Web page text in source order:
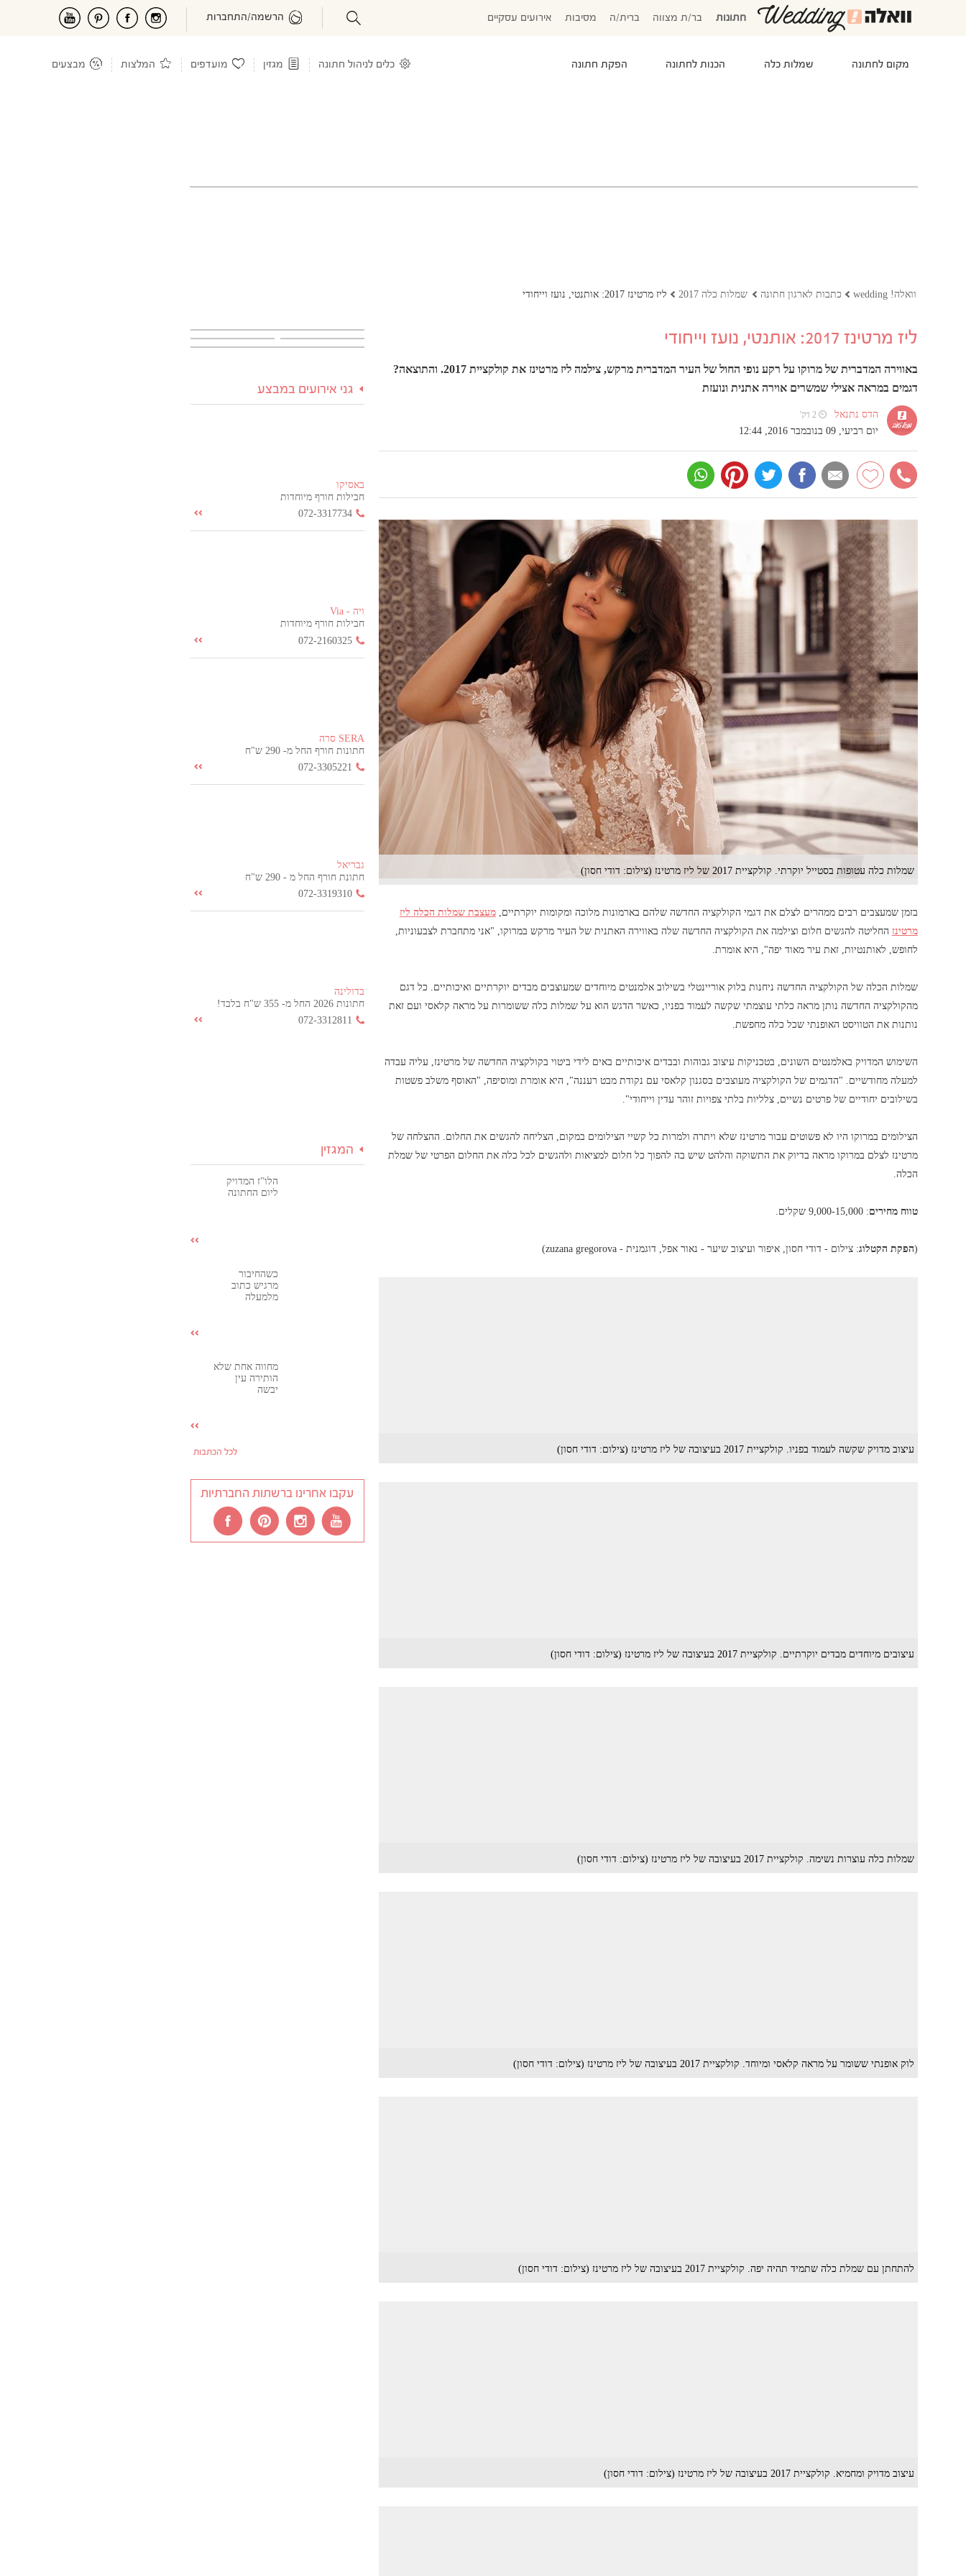
חתונות בר/ת מצווה ברית/ה מסיבות אירועים עסקיים הרשמה/התחברות
מקום לחתונה שמלות כלה הכנות לחתונה הפקת חתונה כלים לניהול חתונה מגזין מועדפים המלצות מבצעים
וואלה! wedding כתבות לארגון חתונה שמלות כלה 2017 ליז מרטינז 2017: אותנטי, נועז וייחודי
ליז מרטינז 2017: אותנטי, נועז וייחודי
באווירה המדברית של מרוקו על רקע נופי החול של העיר המדברית מרקש, צילמה ליז מרטינז את קולקציית 2017. והתוצאה?
דגמים במראה אצילי שמשרים אוירה אתנית ונועזת
הדס נתנאל ⏲ 2 דק'
יום רביעי, 09 בנובמבר 2016, 12:44
שמלות כלה עטופות בסטייל יוקרתי. קולקציית 2017 של ליז מרטינז (צילום: דודי חסון)
בזמן שמעצבים רבים ממהרים לצלם את דגמי הקולקציה החדשה שלהם בארמונות מלוכה ומקומות יוקרתיים,מעצבת שמלות הכלה ליז
מרטינז החליטה להגשים חלום וצילמה את הקולקציה החדשה שלה באווירה האתנית של העיר מרקש במרוקו, "אני מתחברת לצבעוניות,
לחופש, לאותנטיות, זאת עיר מאוד יפה", היא אומרת.
שמלות הכלה של הקולקציה החדשה ניחנות בלוק אוריינטלי בשילוב אלמנטים מיוחדים שמעוצבים מבדים יוקרתיים ואיכותיים. כל דגם
מהקולקציה החדשה נותן מראה כלתי עוצמתי שקשה לעמוד בפניו, כאשר הדגש הוא על שמלות כלה ששומרות על מראה קלאסי ועם זאת
נותנות את הטוויסט האופנתי שכל כלה מחפשת.
השימוש המדויק באלמנטים השונים, בטכניקות עיצוב גבוהות ובבדים איכותיים באים לידי ביטוי בקולקציה החדשה של מרטינז, עליה עבדה
למעלה מחודשיים. "הדגמים של הקולקציה מעוצבים בסגנון קלאסי עם נקודת מבט רעננה", היא אומרת ומוסיפה, "האוסף משלב פשטות
בשילובים יחודיים של פרטים נשיים, צלליות בלתי צפויות זוהר עדין וייחודי".
הצילומים במרוקו היו לא פשוטים עבור מרטינז שלא ויתרה ולמרות כל קשיי הצילומים במקום, הצליחה להגשים את החלום. ההצלחה של
מרטינז לצלם במרוקו מראה בדיוק את התשוקה והלהט שיש בה להפוך כל חלום למציאות ולהגשים לכל כלה את החלום הפרטי של שמלת
הכלה.
טווח מחירים: 9,000-15,000 שקלים.
(הפקת הקטלוג: צילום - דודי חסון, איפור ועיצוב שיער - נאור אפל, דוגמנית - zuzana gregorova)
עיצוב מדויק שקשה לעמוד בפניו. קולקציית 2017 בעיצובה של ליז מרטינז (צילום: דודי חסון)
עיצובים מיוחדים מבדים יוקרתיים. קולקציית 2017 בעיצובה של ליז מרטינז (צילום: דודי חסון)
שמלות כלה עוצרות נשימה. קולקציית 2017 בעיצובה של ליז מרטינז (צילום: דודי חסון)
לוק אופנתי ששומר על מראה קלאסי ומיוחד. קולקציית 2017 בעיצובה של ליז מרטינז (צילום: דודי חסון)
להתחתן עם שמלת כלה שתמיד תהיה יפה. קולקציית 2017 בעיצובה של ליז מרטינז (צילום: דודי חסון)
עיצוב מדויק ומחמיא. קולקציית 2017 בעיצובה של ליז מרטינז (צילום: דודי חסון)
גני אירועים במבצע
באסיקו
חבילות חורף מיוחדות
072-3317734
ויה - Via
חבילות חורף מיוחדות
072-2160325
SERA סרה
חתונות חורף החל מ- 290 ש"ח
072-3305221
גבריאל
חתונת חורף החל מ - 290 ש"ח
072-3319310
בדולינה
חתונות 2026 החל מ- 355 ש"ח בלבד!
072-3312811
המגזין
הלו"ז המדויק
ליום החתונה
כשהחיבור
מרגיש כתוב
מלמעלה
מחווה אחת שלא
הותירה עין
יבשה
לכל הכתבות
עקבו אחרינו ברשתות החברתיות